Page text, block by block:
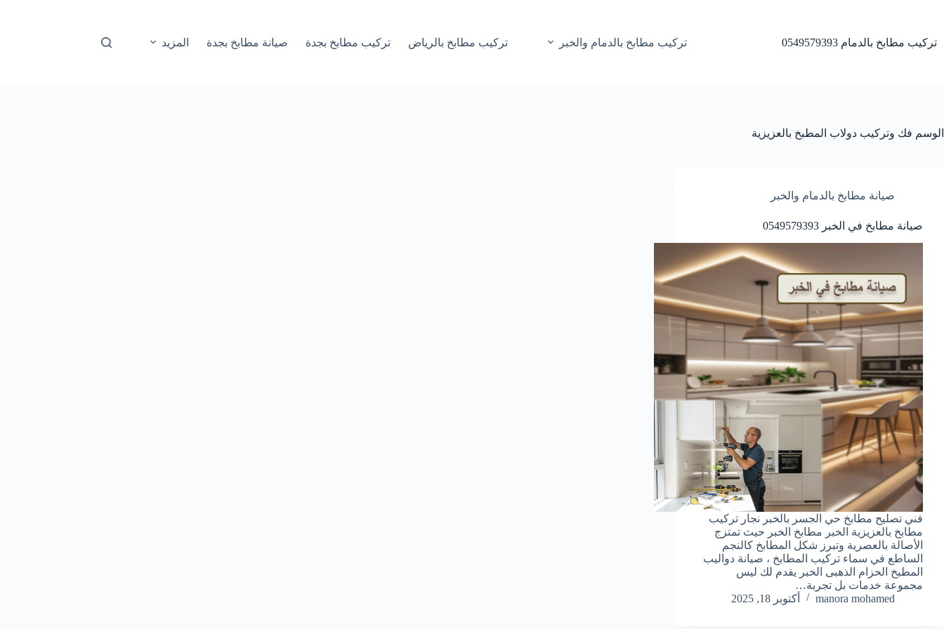
تركيب مطابخ بالدمام 0549579393 تركيب مطابخ بالدمام والخبر تركيب مطابخ بالرياض تركيب مطابخ بجدة صيانة مطابخ بجدة المزيد
الوسم فك وتركيب دولاب المطبخ بالعزيزية
صيانة مطابخ بالدمام والخبر
صيانة مطابخ في الخبر 0549579393
فني تصليح مطابخ حي الجسر بالخبر نجار تركيب
مطابخ بالعزيزية الخبر مطابخ الخبر حيث تمتزج
الأصالة بالعصرية وتبرز شكل المطابخ كالنجم
الساطع في سماء تركيب المطابخ ، صيانة دواليب
المطبخ الحزام الذهبى الخبر يقدم لك ليس
مجموعة خدمات بل تجربة…
manora mohamed
أكتوبر 18, 2025